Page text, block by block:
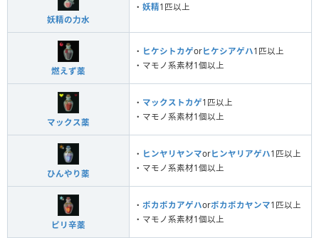
妖精の力水
・ 妖精1匹以上
燃えず薬
・ ヒケシトカゲorヒケシアゲハ1匹以上
・マモノ系素材1個以上
マックス薬
・ マックストカゲ1匹以上
・マモノ系素材1個以上
ひんやり薬
・ ヒンヤリヤンマorヒンヤリアゲハ1匹以上
・マモノ系素材1個以上
ピリ辛薬
・ ポカポカアゲハorポカポカヤンマ1匹以上
・マモノ系素材1個以上